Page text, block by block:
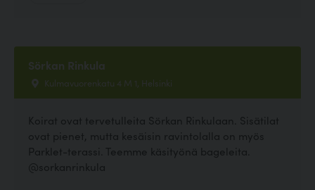
Sörkan Rinkula
Kulmavuorenkatu 4 M 1, Helsinki
Koirat ovat tervetulleita Sörkan Rinkulaan. Sisätilat
ovat pienet, mutta kesäisin ravintolalla on myös
Parklet-terassi. Teemme käsityönä bageleita.
@sorkanrinkula